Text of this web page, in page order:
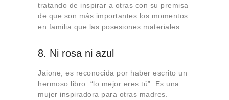
tratando de inspirar a otras con su premisa
de que son más importantes los momentos
en familia que las posesiones materiales.
8. Ni rosa ni azul
Jaione, es reconocida por haber escrito un
hermoso libro: “lo mejor eres tú”. Es una
mujer inspiradora para otras madres.